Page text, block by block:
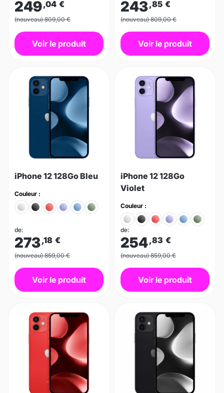
249,04 €
(nouveau) 809,00 €
Voir le produit
243,85 €
(nouveau) 809,00 €
Voir le produit
iPhone 12 128Go Bleu
Couleur :
de:
273,18 €
(nouveau) 859,00 €
Voir le produit
iPhone 12 128Go
Violet
Couleur :
de:
254,83 €
(nouveau) 859,00 €
Voir le produit